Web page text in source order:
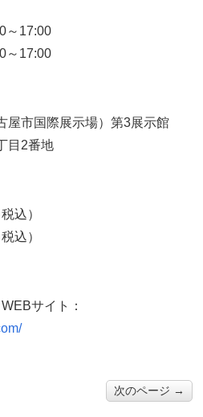
～17:00
～17:00
屋市国際展示場）第3展示館
目2番地
込）
込）
サイト：
次のページ →